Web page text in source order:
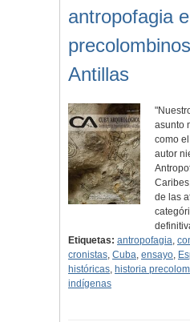
antropofagia
Antillas
asunto
como
autor
de las
Etiquetas: antropofagia,
cronistas, Cuba, ensayo,
históricas, historia
indígenas